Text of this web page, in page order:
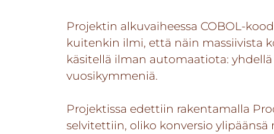
Projektin alkuvaiheessa COBOL-
kuitenkin ilmi, että näin massiivista
käsitellä ilman automaatiota:
vuosikymmeniä.
Projektissa edettiin rakentamalla
selvitettiin, oliko konversio